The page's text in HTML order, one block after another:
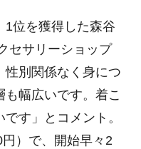
1位を獲得した森谷
セサリーショップ
性別関係なく身につ
幅広いです。着こ
す」とコメント。
）で、開始早々2